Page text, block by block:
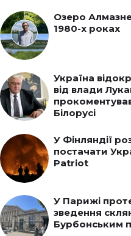
Озеро
1980-х роках
Україна
від влади
Білорусі
У Фінляндії
постачати
Patriot
У Парижі
зведення
Бурбонським